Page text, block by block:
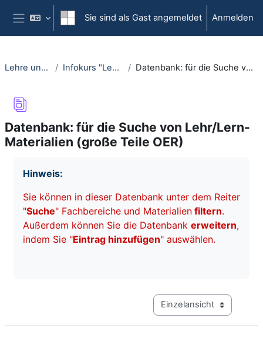
Zum Hauptinhalt
Website-Übersicht
Sie sind als Gast angemeldet Anmelden
Lehre und Lernen öffnen Infokurs "Lehre und Lernen öffnen" Datenbank: für die Suche von Lehr/Lern-Materialien (große Teile OER)
Datenbank: für die Suche von Lehr/Lern-
Materialien (große Teile OER)
Hinweis:
Sie können in dieser Datenbank unter dem Reiter
"Suche" Fachbereiche und Materialien filtern.
Außerdem können Sie die Datenbank erweitern,
indem Sie "Eintrag hinzufügen" auswählen.
Modus Tertiärnavigation